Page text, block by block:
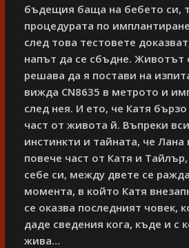
бъдещия баща на бебето си,
процедурата по
след това тестовете
напът да се сбъдне. Животът
решава да я постави на
вижда CN8635 в метрото и
след нея. И ето, че Катя
част от живота й. Въпреки
инстинкти и тайната, че Лана
повече част от Катя и
себе си, между двете се
момента, в който Катя
се оказва последният човек,
даде сведения кога, къде и с
жива…